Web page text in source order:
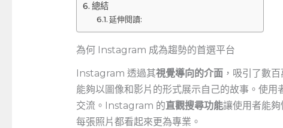
總結
延伸閱讀:
為何 Instagram 成為趨勢的首選平台
Instagram ⁣透過其視覺導向的介面，吸引了數
能夠以圖像和影片的形式展示自己的故事。使
交流。Instagram 的直觀搜尋功能讓使用者能
每張照片都看起來更為專業。